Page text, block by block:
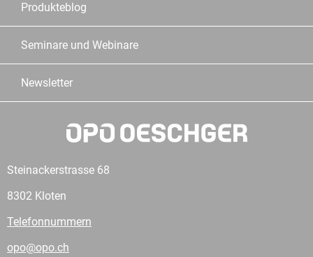
Produkteblog
Seminare und Webinare
Newsletter
Steinackerstrasse 68
8302 Kloten
Telefonnummern
opo@opo.ch